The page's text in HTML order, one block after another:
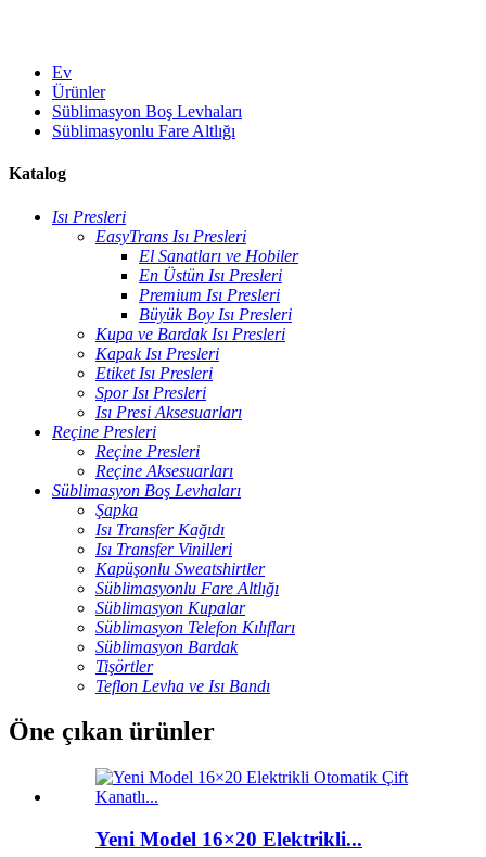
Ev
Ürünler
Süblimasyon Boş Levhaları
Süblimasyonlu Fare Altlığı
Katalog
Isı Presleri
EasyTrans Isı Presleri
El Sanatları ve Hobiler
En Üstün Isı Presleri
Premium Isı Presleri
Büyük Boy Isı Presleri
Kupa ve Bardak Isı Presleri
Kapak Isı Presleri
Etiket Isı Presleri
Spor Isı Presleri
Isı Presi Aksesuarları
Reçine Presleri
Reçine Presleri
Reçine Aksesuarları
Süblimasyon Boş Levhaları
Şapka
Isı Transfer Kağıdı
Isı Transfer Vinilleri
Kapüşonlu Sweatshirtler
Süblimasyonlu Fare Altlığı
Süblimasyon Kupalar
Süblimasyon Telefon Kılıfları
Süblimasyon Bardak
Tişörtler
Teflon Levha ve Isı Bandı
Öne çıkan ürünler
Yeni Model 16×20 Elektrikli...